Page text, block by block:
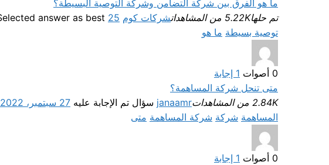
ما هو الفرق بين شركة التضامن وشركة التوصية البسيطة؟
تم حلها5.22K من المشاهدات شركات كوم 25 أبريل، 2023
توصية بسيطة ما هو
0 أصوات 1 إجابة
متى تنحل شركة المساهمة؟
2.84K من المشاهدات
janaamr سؤال تم الإجابة عليه 27 سبتمبر، 2022
المساهمة شركة شركة المساهمة متى
0 أصوات 1 إجابة